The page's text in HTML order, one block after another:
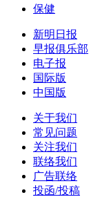
保健
新明日报
早报俱乐部
电子报
国际版
中国版
关于我们
常见问题
关注我们
联络我们
广告联络
投函/投稿